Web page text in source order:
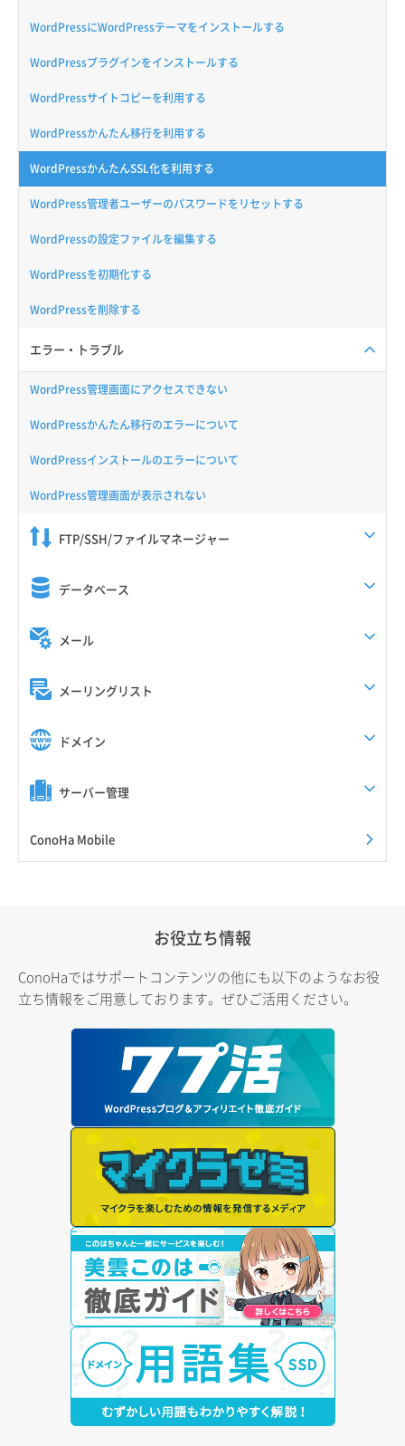
WordPressにWordPressテーマをインストールする
WordPressプラグインをインストールする
WordPressサイトコピーを利用する
WordPressかんたん移行を利用する
WordPressかんたんSSL化を利用する
WordPress管理者ユーザーのパスワードをリセットする
WordPressの設定ファイルを編集する
WordPressを初期化する
WordPressを削除する
エラー・トラブル
WordPress管理画面にアクセスできない
WordPressかんたん移行のエラーについて
WordPressインストールのエラーについて
WordPress管理画面が表示されない
FTP/SSH/ファイルマネージャー
データベース
メール
メーリングリスト
ドメイン
サーバー管理
ConoHa Mobile
お役立ち情報
ConoHaではサポートコンテンツの他にも以下のようなお役
立ち情報をご用意しております。ぜひご活用ください。